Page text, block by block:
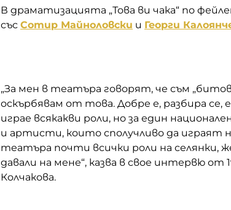
В драматизацията „Това ви чака“ по
със Сотир Майноловски и Георги
„За мен в театъра говорят, че съм
оскърбявам от това. Добре е, разбира се,
играе всякакви роли, но за един
и артисти, които сполучливо да играят
театъра почти всички роли на селянки,
давали на мене“, казва в свое интервю от
Колчакова.